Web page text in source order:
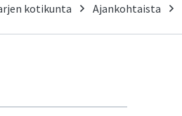
kotikunta Ajankohtaista